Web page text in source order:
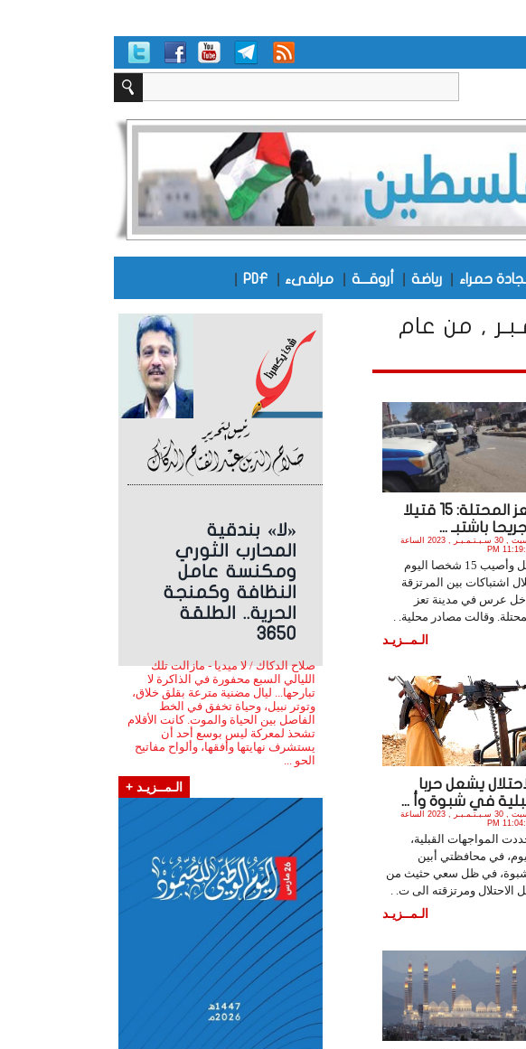
حمراء رياضة أروقـــة مرافىء PDF
«لا» بندقية
المحارب الثوري
ومكنسة عامل
النظافة وكمنجة
الحرية.. الطلقة
3650
صلاح الدكاك / لا ميديا - مازالت تلك
الليالي السبع محفورة في الذاكرة لا
تبارحها... ليال مضنية مترعة بقلق خلاق،
وتوتر نبيل، وحياة تخفق في الخط
الفاصل بين الحياة والموت. كانت الأقلام
تشحذ لمعركة ليس بوسع أحد أن
يستشرف نهايتها وأفقها، وألواح مفاتيح
الحو ...
الـمــزيـد +
, من عام
تعز المحتلة: 15 قتيلا
باشتبـ ...
السبت , 30 سـبـتـمـبـر , 2023 الساعة
قتل وأصيب 15 شخصا اليوم
اشتباكات بين المرتزقة
عرس في مدينة تعز
وقالت مصادر محلية. .
الـمــزيـد
يشعل حربا
في شبوة وأ ...
السبت , 30 سـبـتـمـبـر , 2023 الساعة
المواجهات القبلية،
في محافظتي أبين
في ظل سعي حثيث من
الاحتلال ومرتزقته الى ت. .
الـمــزيـد